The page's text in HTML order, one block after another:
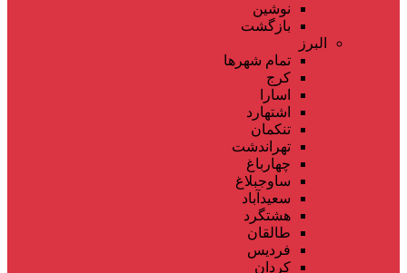
نوشین
بازگشت
البرز
تمام شهر‌ها
کرج
اسارا
اشتهارد
تنکمان
تهراندشت
چهارباغ
ساوجبلاغ
سعیدآباد
هشتگرد
طالقان
فردیس
کردان